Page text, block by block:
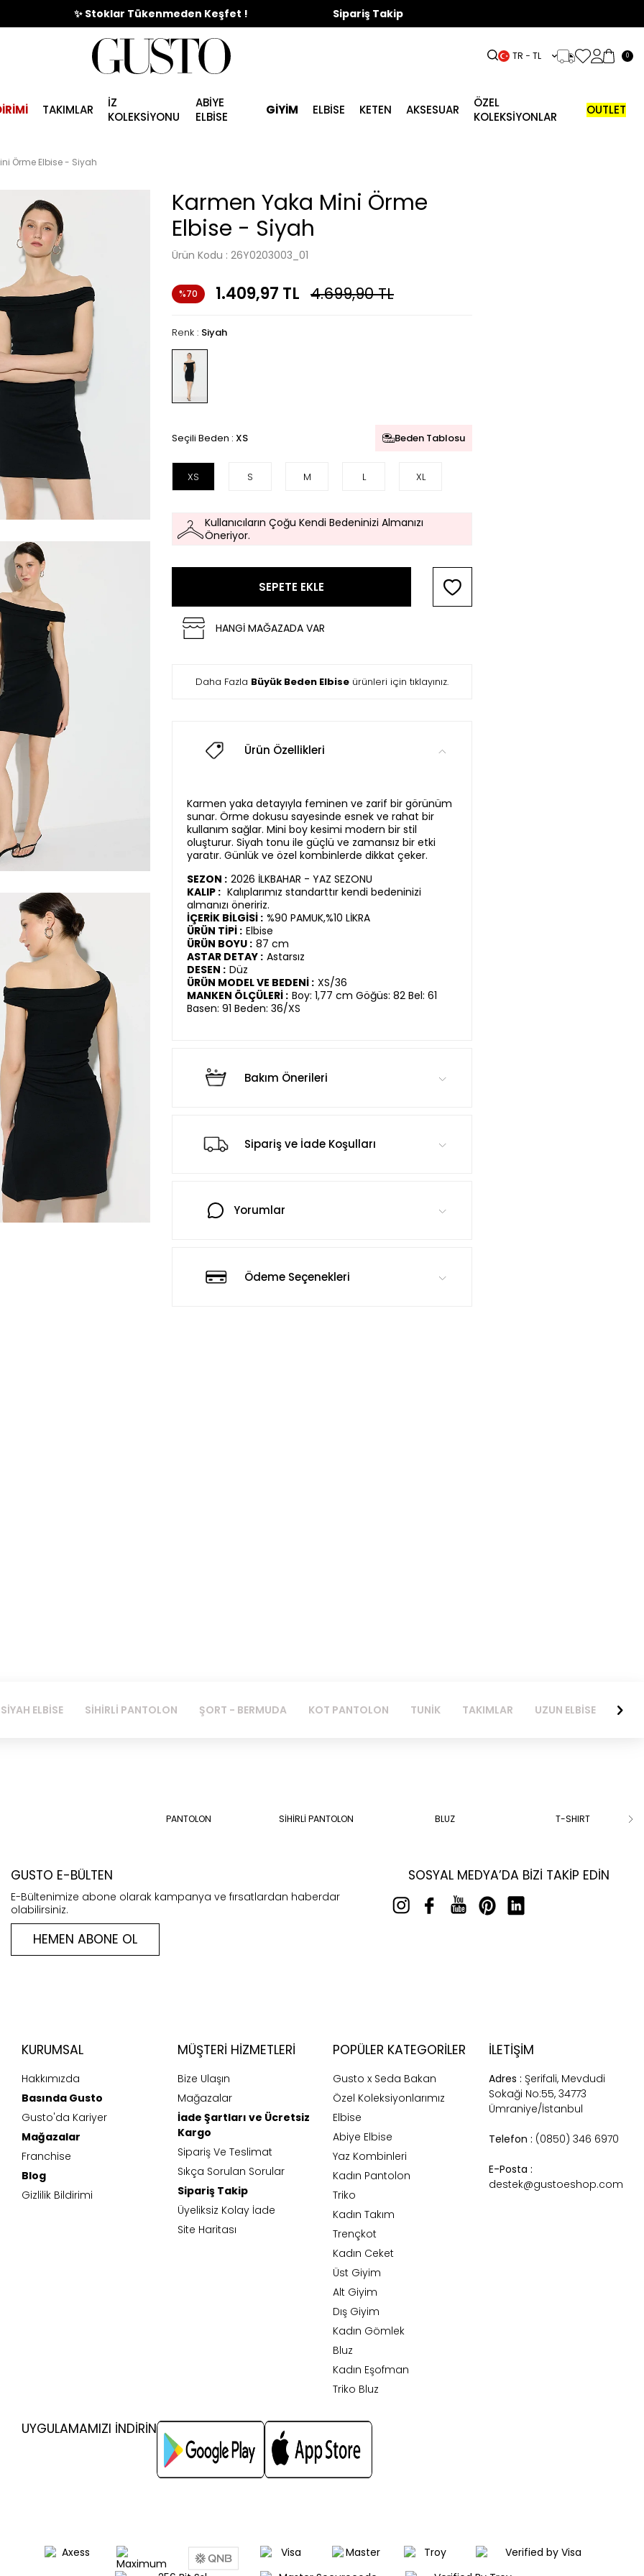
🎉%70'e Varan Büyük Yaz İndirim Başladı ! Sipariş Takip
TR − TL 0
TAKIMLAR
İZ
KOLEKSİYONU
ABİYE
ELBİSE
GİYİM ELBISE KETEN AKSESUAR
ÖZEL
KOLEKSİYONLAR
OUTLET
Örme Elbise - Siyah
Karmen Yaka Mini Örme
Elbise - Siyah
Ürün Kodu : 26Y0203003_01
%70 1.409,97 TL 4.699,90TL
Renk : Siyah
Seçili Beden : XS Beden Tablosu
XS S M L XL
Kullanıcıların Çoğu Kendi Bedeninizi Almanızı
Öneriyor.
SEPETE EKLE
HANGİ MAĞAZADA VAR
Daha Fazla Büyük Beden Elbise ürünleri için tıklayınız.
Ürün Özellikleri
Karmen yaka detayıyla feminen ve zarif bir görünüm
sunar. Örme dokusu sayesinde esnek ve rahat bir
kullanım sağlar. Mini boy kesimi modern bir stil
oluşturur. Siyah tonu ile güçlü ve zamansız bir etki
yaratır. Günlük ve özel kombinlerde dikkat çeker.
SEZON : 2026 İLKBAHAR - YAZ SEZONU
KALIP : Kalıplarımız standarttır kendi bedeninizi
almanızı öneririz.
İÇERİK BİLGİSİ : %90 PAMUK,%10 LİKRA
ÜRÜN TİPİ : Elbise
ÜRÜN BOYU : 87 cm
ASTAR DETAY : Astarsız
DESEN : Düz
ÜRÜN MODEL VE BEDENİ : XS/36
MANKEN ÖLÇÜLERİ : Boy: 1,77 cm Göğüs: 82 Bel: 61
Basen: 91 Beden: 36/XS
Bakım Önerileri
Sipariş ve İade Koşulları
Yorumlar
Ödeme Seçenekleri
SİHİRLİ PANTOLON ŞORT - BERMUDA KOT PANTOLON TUNİK TAKIMLAR UZUN ELBİSE MİNİ ETEK KISA
PANTOLON SİHİRLİ PANTOLON BLUZ T-SHIRT
GUSTO E-BÜLTEN
E-Bültenimize abone olarak kampanya ve fırsatlardan haberdar
olabilirsiniz.
HEMEN ABONE OL
SOSYAL MEDYA’DA BIZI TAKIP EDIN
KURUMSAL
Hakkımızda
Basında Gusto
Gusto'da Kariyer
Mağazalar
Franchise
Blog
Gizlilik Bildirimi
MÜŞTERI HIZMETLERI
Bize Ulaşın
Mağazalar
İade Şartları ve Ücretsiz
Kargo
Sipariş Ve Teslimat
Sıkça Sorulan Sorular
Sipariş Takip
Üyeliksiz Kolay İade
Site Haritası
POPÜLER KATEGORILER
Gusto x Seda Bakan
Özel Koleksiyonlarımız
Elbise
Abiye Elbise
Yaz Kombinleri
Kadın Pantolon
Triko
Kadın Takım
Trençkot
Kadın Ceket
Üst Giyim
Alt Giyim
Dış Giyim
Kadın Gömlek
Bluz
Kadın Eşofman
Triko Bluz
İLETİŞİM
Adres : Şerifali, Mevdudi
Sokaği No:55, 34773
Ümraniye/İstanbul
Telefon : (0850) 346 6970
E-Posta :
destek@gustoeshop.com
UYGULAMAMIZI İNDİRİN